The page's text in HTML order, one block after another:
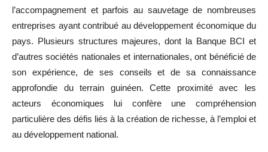
l’accompagnement et parfois au sauvetage de nombreuses
entreprises ayant contribué au développement économique du
pays. Plusieurs structures majeures, dont la Banque BCI et
d’autres sociétés nationales et internationales, ont bénéficié de
son expérience, de ses conseils et de sa connaissance
approfondie du terrain guinéen. Cette proximité avec les
acteurs économiques lui confère une compréhension
particulière des défis liés à la création de richesse, à l’emploi et
au développement national.